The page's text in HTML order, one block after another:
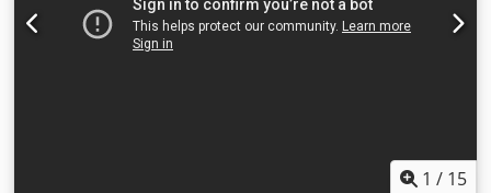
imperfections ℹ️ 0 dépenses ⚠️ 📌 Commentaire de
l’inspecteur : La machine semble presque neuve avec très
peu d’heures de service. Aucun problème constaté. 📄
choisir cette machine et notre service : ✔ Inspection 1 / 15